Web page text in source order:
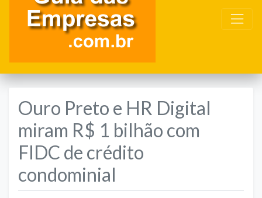
Ouro Preto e HR Digital
miram R$ 1 bilhão com
FIDC de crédito
condominial